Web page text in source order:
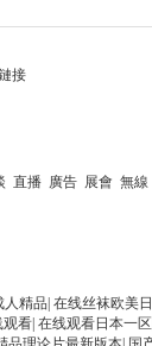
接
直播 廣告 展會 無線
人精品 在线丝袜欧美
观看 在线观看日本一区